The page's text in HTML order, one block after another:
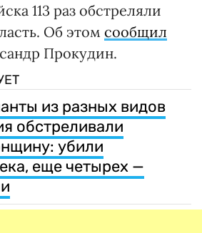
113 раз обстреляли
Об этом сообщил
Прокудин.
из разных видов
обстреливали
убили
еще четырех —